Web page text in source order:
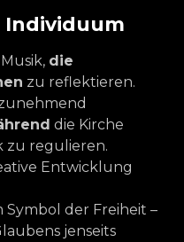
Individuum
die
zu reflektieren.
die Kirche
zu regulieren.
Entwicklung
der Freiheit –
jenseits